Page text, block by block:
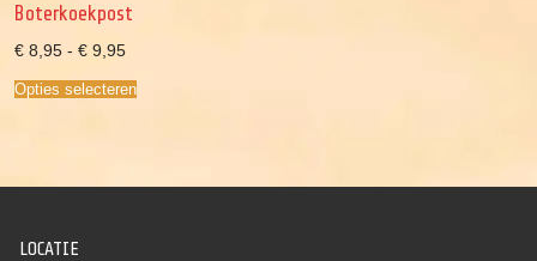
Boterkoekpost
€ 8,95 - € 9,95Prijsklasse:
tot
€ 9,95
Opties selecteren
LOCATIE